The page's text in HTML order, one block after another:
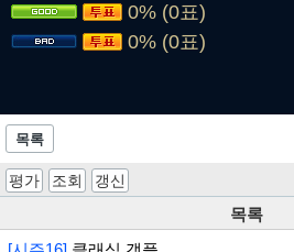
0% (0표)
0% (0표)
목록
평가 조회 갱신
목록